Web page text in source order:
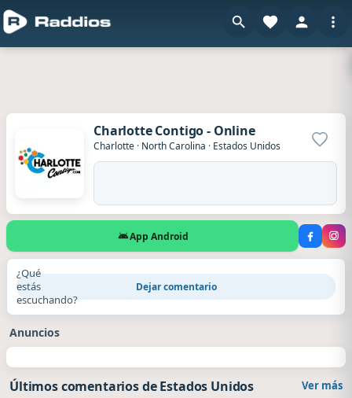
Charlotte Contigo - Online
Charlotte · North Carolina · Estados Unidos
App Android
¿Qué
estás
escuchando?
Dejar comentario
Anuncios
Últimos comentarios de Estados Unidos Ver más